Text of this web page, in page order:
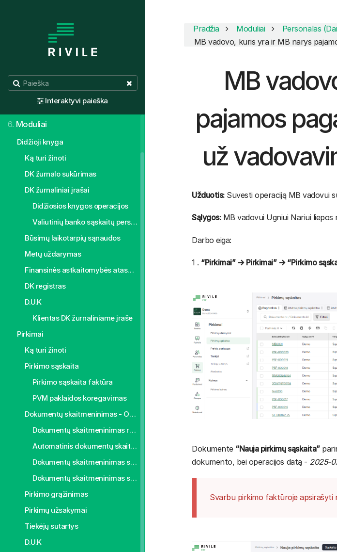
Interaktyvi paieška
Valdymo principai
4.Sistemos individualus pritaikymas
Pirmieji žingsniai
6. Moduliai
Didžioji knyga
Ką turi žinoti
DK žurnalo sukūrimas
DK žurnaliniai įrašai
Didžiosios knygos operacijos
Valiutinių banko sąskaitų perskaičiavimas
Būsimų laikotarpių sąnaudos
Metų uždarymas
Finansinės astkaitomybės ataskaitos
DK registras
D.U.K
Klientas DK žurnaliniame įraše
Pirkimai
Ką turi žinoti
Pirkimo sąskaita
Pirkimo sąskaita faktūra
PVM paklaidos koregavimas
Dokumentų skaitmeninimas - OCR
Dokumentų skaitmeninimas rankiniu būdu
Automatinis dokumentų skaitmeninimas
Dokumentų skaitmeninimas su šablonu
Dokumentų skaitmeninimas su šablonu eliminuoti sąskaitos faktūros tuščias eilutes
Pirkimo grąžinimas
Pirkimų užsakymai
Tiekėjų sutartys
D.U.K
Pradžia Moduliai Personalas
MB vadovo, kuris yra ir MB narys
MB
pajamos
už
Užduotis:Suvesti operaciją MB vadovui
Sąlygos:MB vadovui Ugniui Nariui liepos
Darbo eiga:
1 . “Pirkimai” → Pirkimai” → “Pirkimo
Dokumente “Nauja pirkimų sąskaita”
dokumento, bei operacijos datą - 2025-
Svarbu pirkimo faktūroje apsirašyti